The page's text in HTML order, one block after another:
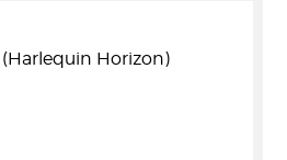
Horizon)